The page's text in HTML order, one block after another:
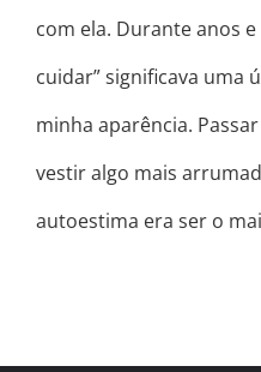
com ela. Durante anos
cuidar” significava uma
minha aparência.
vestir algo mais
autoestima era ser o